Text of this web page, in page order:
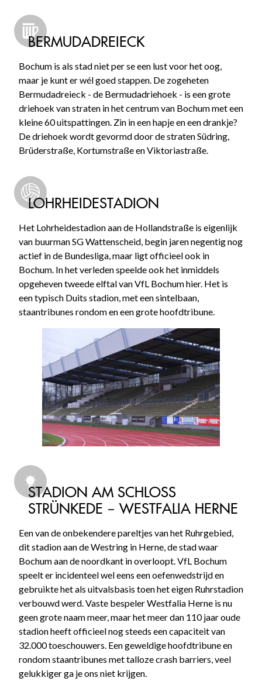
BERMUDADREIECK
Bochum is als stad niet per se een lust voor het oog,
maar je kunt er wél goed stappen. De zogeheten
Bermudadreieck - de Bermudadriehoek - is een grote
driehoek van straten in het centrum van Bochum met een
kleine 60 uitspattingen. Zin in een hapje en een drankje?
De driehoek wordt gevormd door de straten Südring,
Brüderstraße, Kortumstraße en Viktoriastraße.
LOHRHEIDESTADION
Het Lohrheidestadion aan de Hollandstraße is eigenlijk
van buurman SG Wattenscheid, begin jaren negentig nog
actief in de Bundesliga, maar ligt officieel ook in
Bochum. In het verleden speelde ook het inmiddels
opgeheven tweede elftal van VfL Bochum hier. Het is
een typisch Duits stadion, met een sintelbaan,
staantribunes rondom en een grote hoofdtribune.
STADION AM SCHLOSS
STRÜNKEDE – WESTFALIA HERNE
Een van de onbekendere pareltjes van het Ruhrgebied,
dit stadion aan de Westring in Herne, de stad waar
Bochum aan de noordkant in overloopt. VfL Bochum
speelt er incidenteel wel eens een oefenwedstrijd en
gebruikte het als uitvalsbasis toen het eigen Ruhrstadion
verbouwd werd. Vaste bespeler Westfalia Herne is nu
geen grote naam meer, maar het meer dan 110 jaar oude
stadion heeft officieel nog steeds een capaciteit van
32.000 toeschouwers. Een geweldige hoofdtribune en
rondom staantribunes met talloze crash barriers, veel
gelukkiger ga je ons niet krijgen.